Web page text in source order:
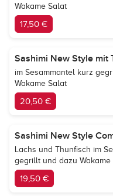
Wakame Salat
17,50 €
Sashimi New Style mit
im Sesammantel kurz
Wakame Salat
20,50 €
Sashimi New Style
Lachs und Thunfisch im
gegrillt und dazu Wakame
19,50 €